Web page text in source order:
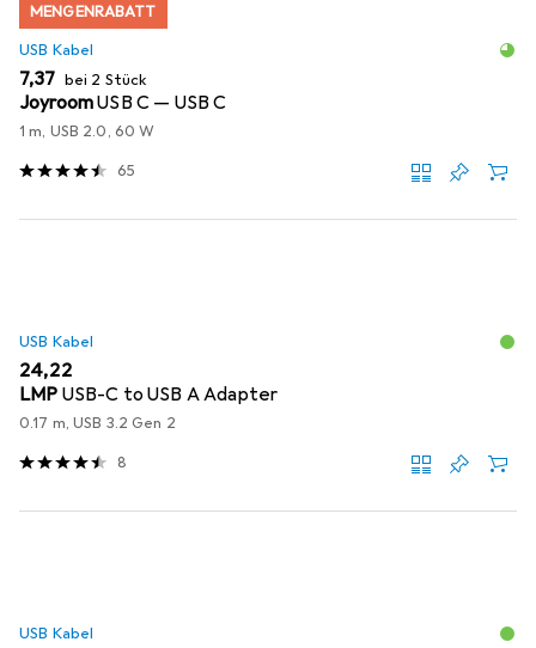
MENGENRABATT
USB Kabel
EUR
7,37 bei 2 Stück
JoyroomUSB C — USB C
1 m, USB 2.0, 60 W
65
USB Kabel
EUR
24,22
LMP USB-C to USB A Adapter
0.17 m, USB 3.2 Gen 2
8
USB Kabel